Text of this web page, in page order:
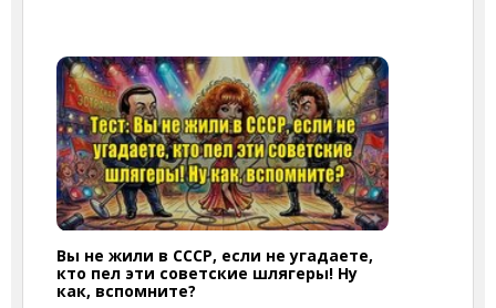
Вы не жили в СССР, если не угадаете,
кто пел эти советские шлягеры! Ну
как, вспомните?